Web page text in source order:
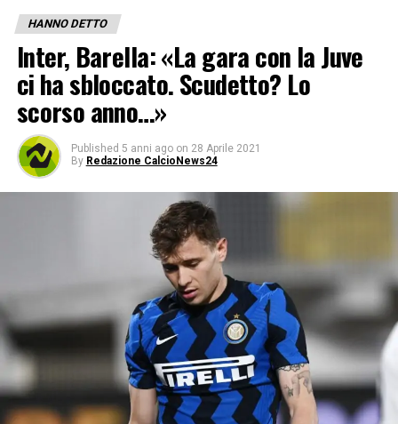
HANNO DETTO
Inter, Barella: «La gara con la Juve
ci ha sbloccato. Scudetto? Lo
scorso anno…»
Published 5 anni ago on 28 Aprile 2021
By Redazione CalcioNews24